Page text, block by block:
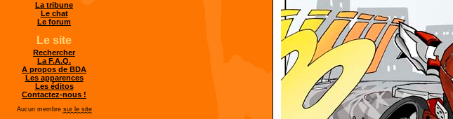
La tribune
Le chat
Le forum
Le site
Rechercher
La F.A.Q.
A propos de BDA
Les apparences
Les éditos
Contactez-nous !
Aucun membre sur le site